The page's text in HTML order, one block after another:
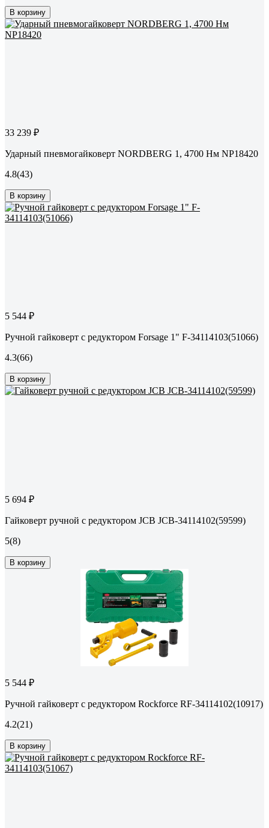
В корзину
33 239 ₽
Ударный пневмогайковерт NORDBERG 1, 4700 Нм NP18420
4.8(43)
В корзину
5 544 ₽
Ручной гайковерт с редуктором Forsage 1" F-34114103(51066)
4.3(66)
В корзину
5 694 ₽
Гайковерт ручной с редуктором JCB JCB-34114102(59599)
5(8)
В корзину
5 544 ₽
Ручной гайковерт с редуктором Rockforce RF-34114102(10917)
4.2(21)
В корзину